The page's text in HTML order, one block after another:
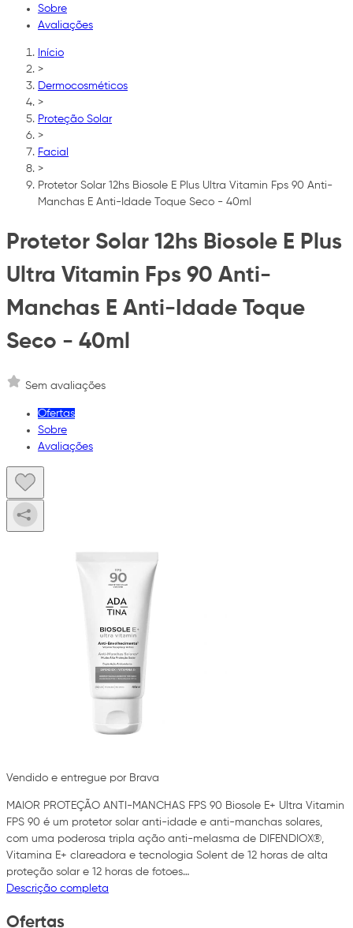
Sobre
Avaliações
Início
>
Dermocosméticos
>
Proteção Solar
>
Facial
>
Protetor Solar 12hs Biosole E Plus Ultra Vitamin Fps 90 Anti-
Manchas E Anti-Idade Toque Seco - 40ml
Protetor Solar 12hs Biosole E Plus
Ultra Vitamin Fps 90 Anti-
Manchas E Anti-Idade Toque
Seco - 40ml
Sem avaliações
Ofertas
Sobre
Avaliações
Vendido e entregue por Brava
MAIOR PROTEÇÃO ANTI-MANCHAS FPS 90 Biosole E+ Ultra Vitamin
FPS 90 é um protetor solar anti-idade e anti-manchas solares,
com uma poderosa tripla ação anti-melasma de DIFENDIOX®,
Vitamina E+ clareadora e tecnologia Solent de 12 horas de alta
proteção solar e 12 horas de fotoes…
Descrição completa
Ofertas